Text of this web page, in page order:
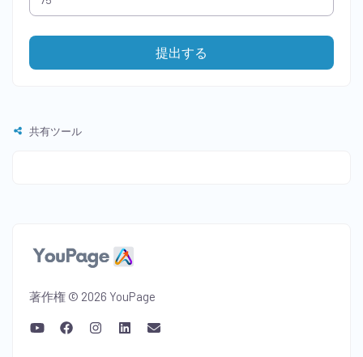
提出する
共有ツール
著作権 © 2026 YouPage